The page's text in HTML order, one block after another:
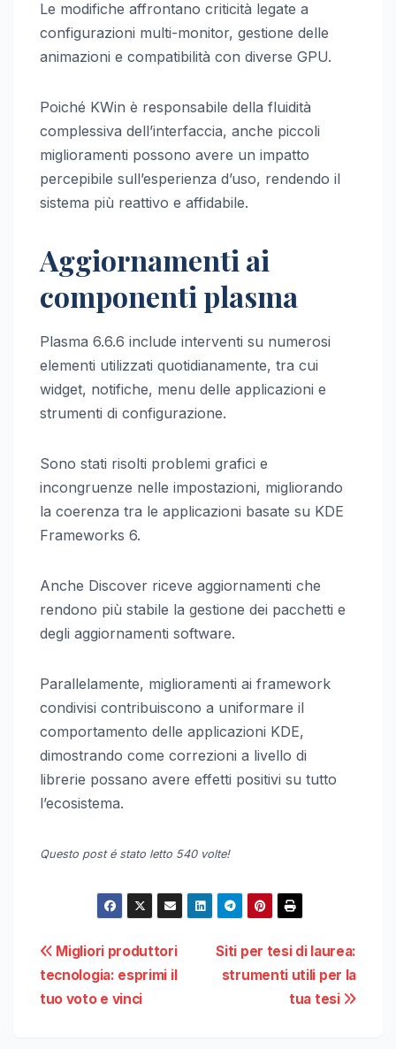
Le modifiche affrontano criticità legate a
configurazioni multi-monitor, gestione delle
animazioni e compatibilità con diverse GPU.
Poiché KWin è responsabile della fluidità
complessiva dell’interfaccia, anche piccoli
miglioramenti possono avere un impatto
percepibile sull’esperienza d’uso, rendendo il
sistema più reattivo e affidabile.
Aggiornamenti ai
componenti plasma
Plasma 6.6.6 include interventi su numerosi
elementi utilizzati quotidianamente, tra cui
widget, notifiche, menu delle applicazioni e
strumenti di configurazione.
Sono stati risolti problemi grafici e
incongruenze nelle impostazioni, migliorando
la coerenza tra le applicazioni basate su KDE
Frameworks 6.
Anche Discover riceve aggiornamenti che
rendono più stabile la gestione dei pacchetti e
degli aggiornamenti software.
Parallelamente, miglioramenti ai framework
condivisi contribuiscono a uniformare il
comportamento delle applicazioni KDE,
dimostrando come correzioni a livello di
librerie possano avere effetti positivi su tutto
l’ecosistema.
Questo post é stato letto 540 volte!
Navigazione
articoli
Siti per tesi di laurea:
strumenti utili per la
tua tesi
Migliori produttori
tecnologia: esprimi il
tuo voto e vinci